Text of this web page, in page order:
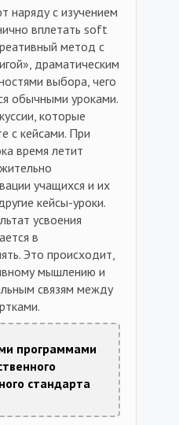
наряду с изучением
вплетать soft
метод с
драматическим
выбора, чего
обычными уроками.
которые
с кейсами. При
время летит
учащихся и их
кейсы-уроки.
усвоения
в
Это происходит,
мышлению и
связям между
программами
стандарта